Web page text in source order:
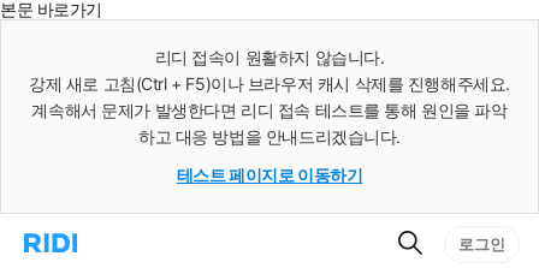
본문 바로가기
리디 접속이 원활하지 않습니다.
강제 새로 고침(Ctrl + F5)이나 브라우저 캐시 삭제를 진행해주세요.
계속해서 문제가 발생한다면 리디 접속 테스트를 통해 원인을 파악
하고 대응 방법을 안내드리겠습니다.
테스트 페이지로 이동하기
리
검
로그인